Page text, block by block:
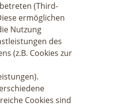
(Third-
ermöglichen
Nutzung
des
(z.B. Cookies zur
Cookies sind